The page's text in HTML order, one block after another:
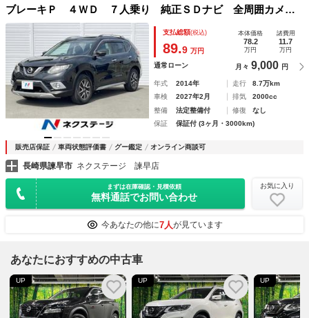
ブレーキＰ ４ＷＤ ７人乗り 純正ＳＤナビ 全周囲カメ
ラ 禁煙車 レザー調シート コーナーセンサー スマートキ
ー ビルトインＥＴＣ クルコン 純正１７インチアルミ 車
線逸脱警報 オートライト デュアルエアコン
支払総額(税込)
89.9 万円
本体価格
78.2
万円
諸費用
11.7
万円
通常ローン 月々 9,000 円
年式 2014年 走行
8.7万km
車検
2027年2月 排気
2000cc
整備
法定整備付 修復
なし
保証
保証付 (3ヶ月・3000km)
販売店保証 車両状態評価書 グー鑑定 オンライン商談可
長崎県諫早市 ネクステージ 諫早店
まずは在庫確認・見積依頼
無料通話でお問い合わせ
お気に入り
今あなたの他に7人が見ています
あなたにおすすめの中古車
UP UP UP